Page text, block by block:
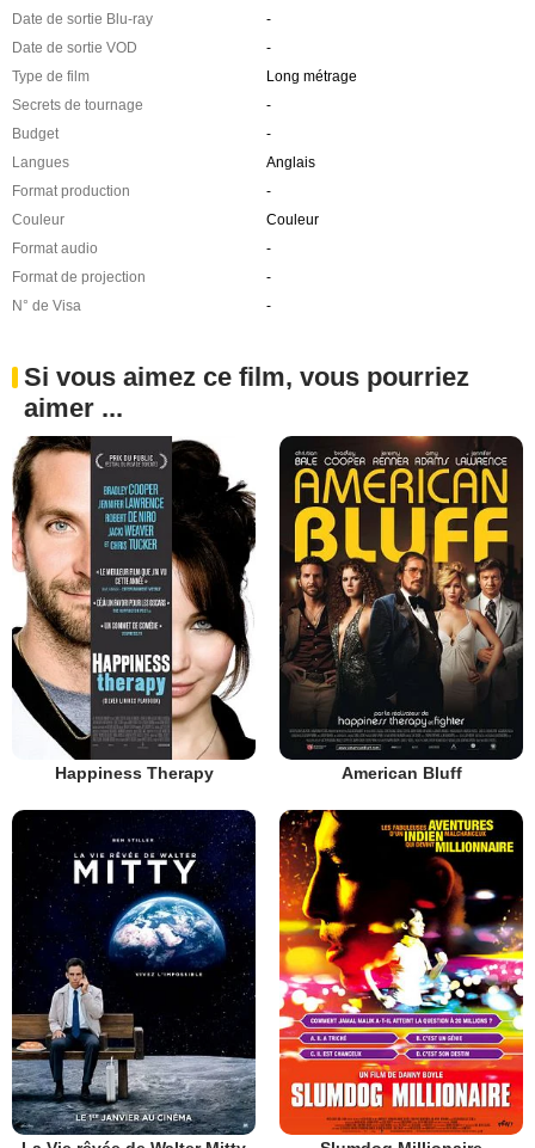
Date de sortie Blu-ray
-
Date de sortie VOD
-
Type de film
Long métrage
Secrets de tournage
-
Budget
-
Langues
Anglais
Format production
-
Couleur
Couleur
Format audio
-
Format de projection
-
N° de Visa
-
Si vous aimez ce film, vous pourriez
aimer ...
Happiness Therapy American Bluff